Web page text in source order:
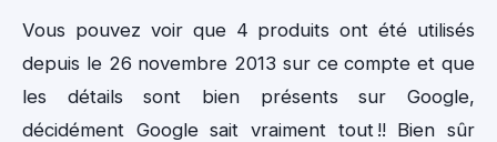
Vous pouvez voir que 4 produits ont été utilisés
depuis le 26 novembre 2013 sur ce compte et que
les détails sont bien présents sur Google,
décidément Google sait vraiment tout !! Bien sûr